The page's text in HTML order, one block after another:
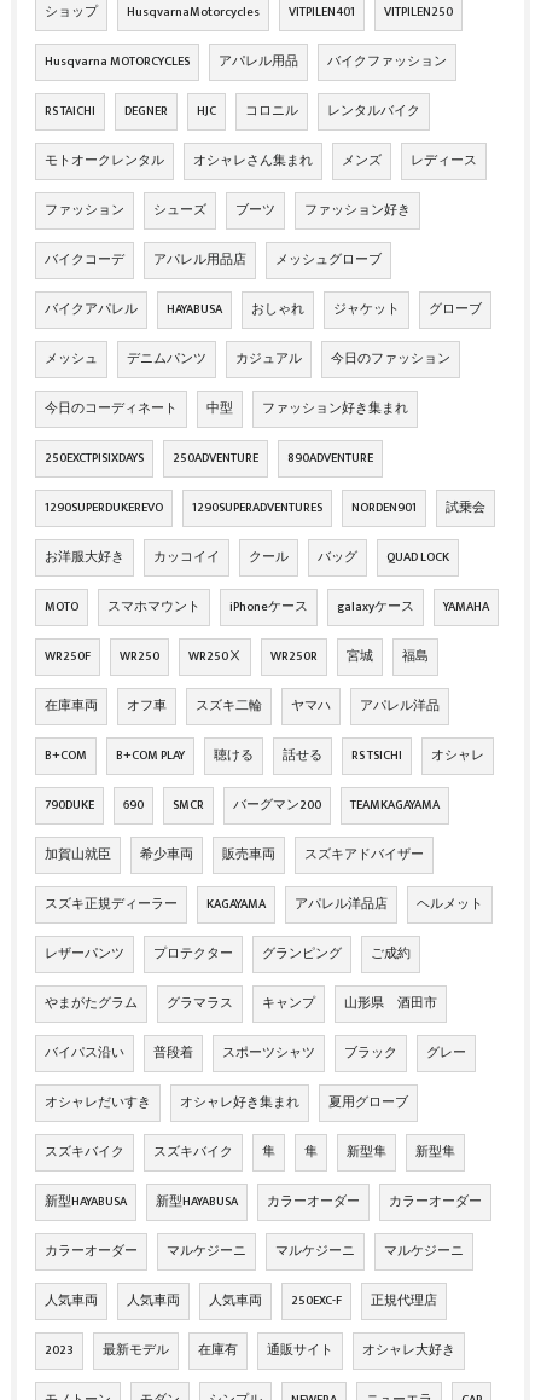
ショップ HusqvarnaMotorcycles VITPILEN401 VITPILEN250
Husqvarna MOTORCYCLES アパレル用品 バイクファッション
RS TAICHI DEGNER HJC コロニル レンタルバイク
モトオークレンタル オシャレさん集まれ メンズ レディース
ファッション シューズ ブーツ ファッション好き
バイクコーデ アパレル用品店 メッシュグローブ
バイクアパレル HAYABUSA おしゃれ ジャケット グローブ
メッシュ デニムパンツ カジュアル 今日のファッション
今日のコーディネート 中型 ファッション好き集まれ
250EXCTPISIXDAYS 250ADVENTURE 890ADVENTURE
1290SUPERDUKEREVO 1290SUPERADVENTURES NORDEN901 試乗会
お洋服大好き カッコイイ クール バッグ QUAD LOCK
MOTO スマホマウント iPhoneケース galaxyケース YAMAHA
WR250F WR250 WR250Ⅹ WR250R 宮城 福島
在庫車両 オフ車 スズキ二輪 ヤマハ アパレル洋品
B+COM B+COM PLAY 聴ける 話せる RS TSICHI オシャレ
790DUKE 690 SMCR バーグマン200 TEAMKAGAYAMA
加賀山就臣 希少車両 販売車両 スズキアドバイザー
スズキ正規ディーラー KAGAYAMA アパレル洋品店 ヘルメット
レザーパンツ プロテクター グランピング ご成約
やまがたグラム グラマラス キャンプ 山形県 酒田市
バイパス沿い 普段着 スポーツシャツ ブラック グレー
オシャレだいすき オシャレ好き集まれ 夏用グローブ
スズキバイク スズキバイク 隼 隼 新型隼 新型隼
新型HAYABUSA 新型HAYABUSA カラーオーダー カラーオーダー
カラーオーダー マルケジーニ マルケジーニ マルケジーニ
人気車両 人気車両 人気車両 250EXC-F 正規代理店
2023 最新モデル 在庫有 通販サイト オシャレ大好き